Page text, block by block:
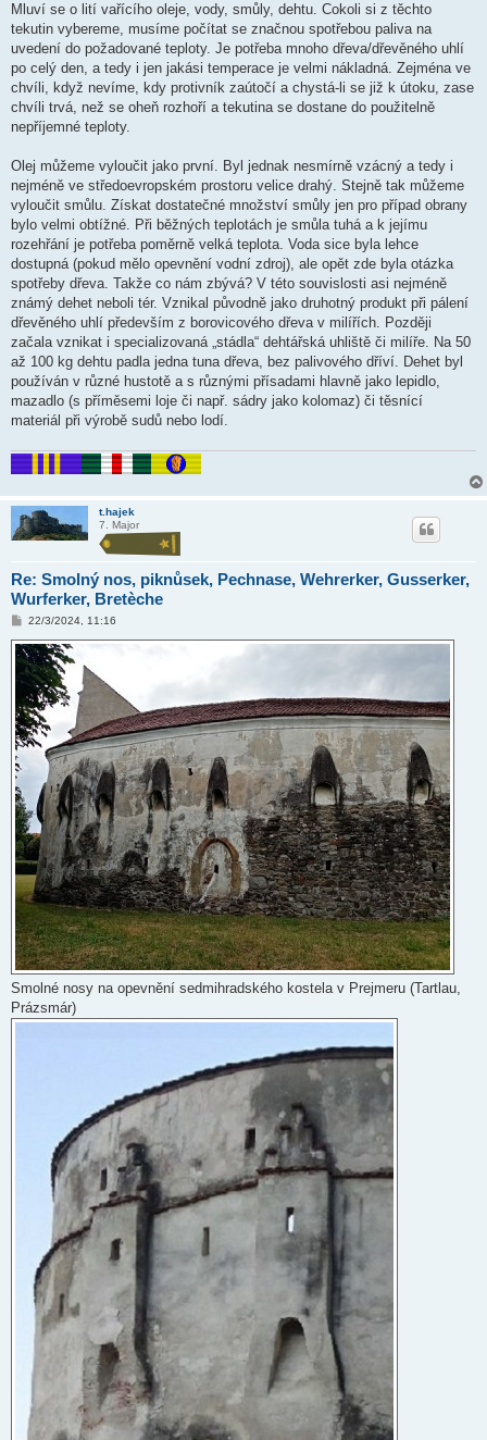
Mluví se o lití vařícího oleje, vody, smůly, dehtu. Cokoli si z těchto
tekutin vybereme, musíme počítat se značnou spotřebou paliva na
uvedení do požadované teploty. Je potřeba mnoho dřeva/dřevěného uhlí
po celý den, a tedy i jen jakási temperace je velmi nákladná. Zejména ve
chvíli, když nevíme, kdy protivník zaútočí a chystá-li se již k útoku, zase
chvíli trvá, než se oheň rozhoří a tekutina se dostane do použitelně
nepříjemné teploty.
Olej můžeme vyloučit jako první. Byl jednak nesmírně vzácný a tedy i
nejméně ve středoevropském prostoru velice drahý. Stejně tak můžeme
vyloučit smůlu. Získat dostatečné množství smůly jen pro případ obrany
bylo velmi obtížné. Při běžných teplotách je smůla tuhá a k jejímu
rozehřání je potřeba poměrně velká teplota. Voda sice byla lehce
dostupná (pokud mělo opevnění vodní zdroj), ale opět zde byla otázka
spotřeby dřeva. Takže co nám zbývá? V této souvislosti asi nejméně
známý dehet neboli tér. Vznikal původně jako druhotný produkt při pálení
dřevěného uhlí především z borovicového dřeva v milířích. Později
začala vznikat i specializovaná „stádla“ dehtářská uhliště či milíře. Na 50
až 100 kg dehtu padla jedna tuna dřeva, bez palivového dříví. Dehet byl
používán v různé hustotě a s různými přísadami hlavně jako lepidlo,
mazadlo (s příměsemi loje či např. sádry jako kolomaz) či těsnící
materiál při výrobě sudů nebo lodí.
t.hajek
7. Major
Re: Smolný nos, piknůsek, Pechnase, Wehrerker, Gusserker,
Wurferker, Bretèche
P
í
s
p
v
e
k
22/3/2024, 11:16
Smolné nosy na opevnění sedmihradského kostela v Prejmeru (Tartlau,
Prázsmár)